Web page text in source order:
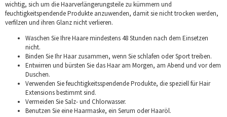
wichtig, sich um die Haarverlängerungsteile zu kümmern und
feuchtigkeitspendende Produkte anzuwenden, damit sie nicht trocken werden,
verfilzen und ihren Glanz nicht verlieren.
Waschen Sie Ihre Haare mindestens 48 Stunden nach dem Einsetzen
nicht.
Binden Sie Ihr Haar zusammen, wenn Sie schlafen oder Sport treiben.
Entwirren und bürsten Sie das Haar am Morgen, am Abend und vor dem
Duschen.
Verwenden Sie feuchtigkeitsspendende Produkte, die speziell für Hair
Extensions bestimmt sind.
Vermeiden Sie Salz- und Chlorwasser.
Benutzen Sie eine Haarmaske, ein Serum oder Haaröl.